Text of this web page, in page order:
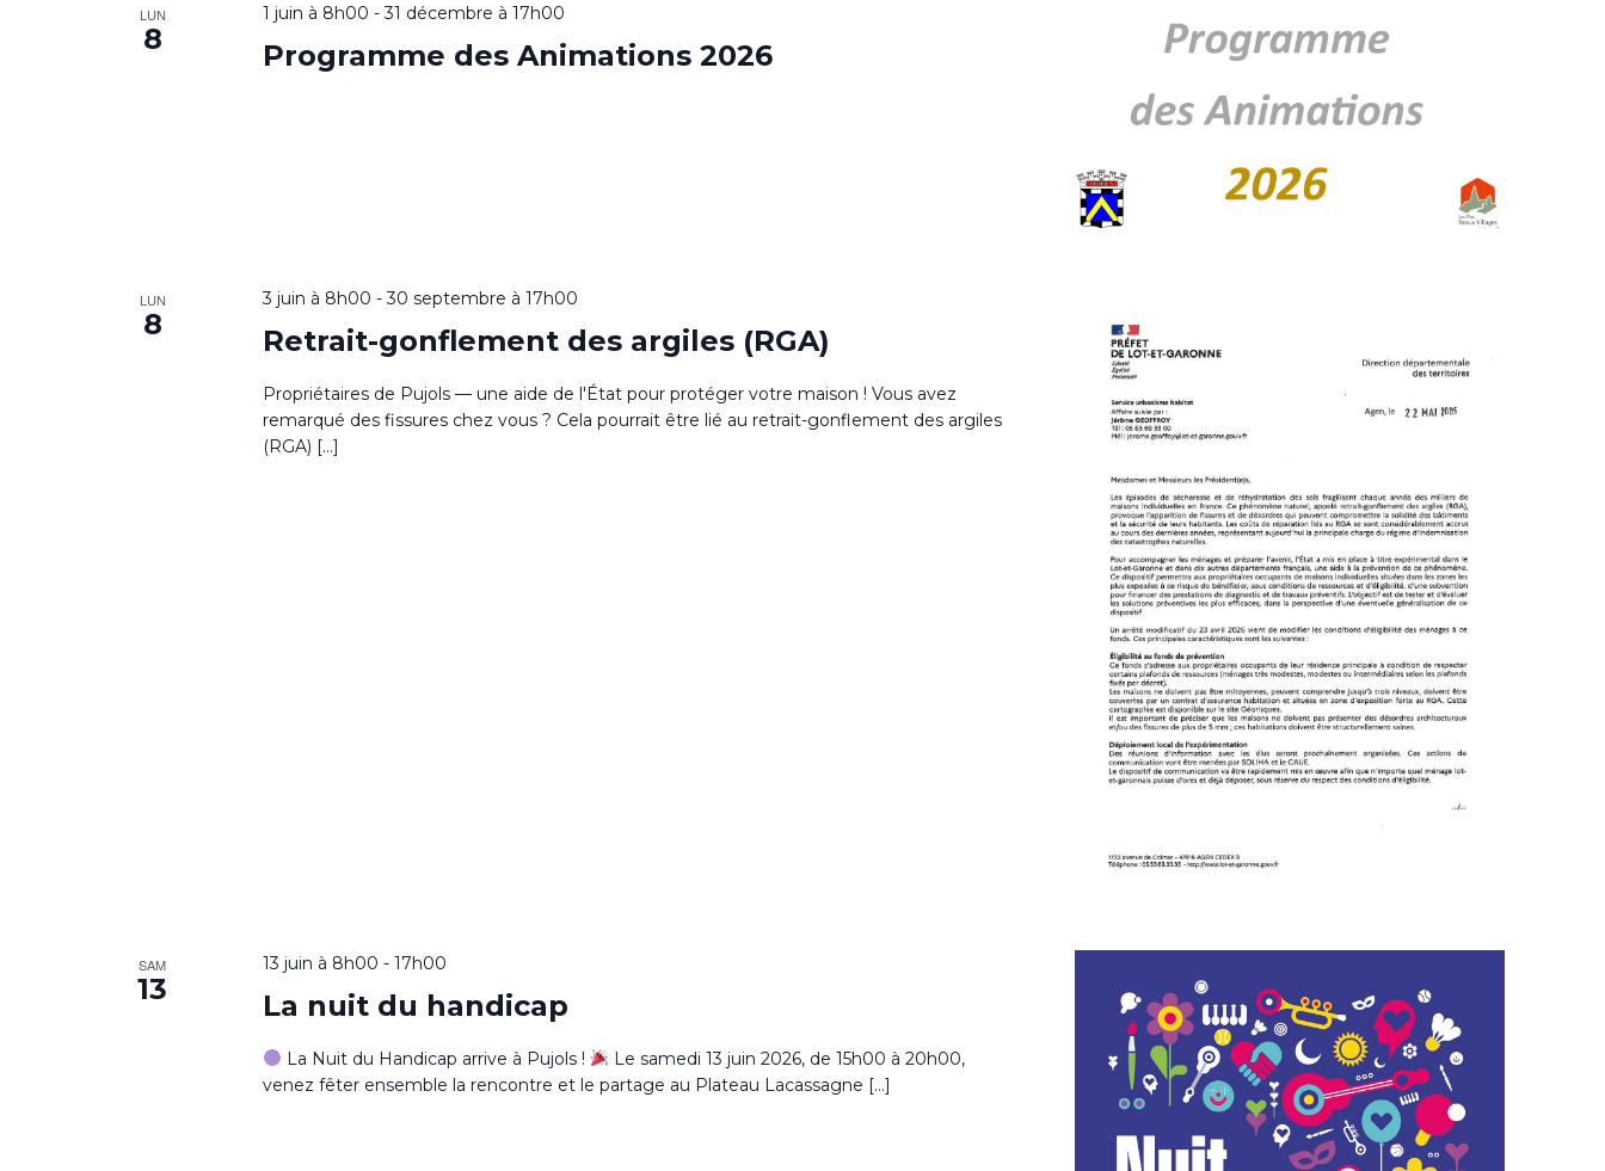
LUN
8
1 juin à 8h00 -31 décembre à 17h00
Programme des Animations 2026
LUN
8
3 juin à 8h00 -30 septembre à 17h00
Retrait-gonflement des argiles (RGA)
Propriétaires de Pujols — une aide de l'État pour protéger votre maison ! Vous avez
remarqué des fissures chez vous ? Cela pourrait être lié au retrait-gonflement des argiles
(RGA) […]
SAM
13
13 juin à 8h00 - 17h00
La nuit du handicap
La Nuit du Handicap arrive à Pujols !
Le samedi 13 juin 2026, de 15h00 à 20h00,
venez fêter ensemble la rencontre et le partage au Plateau Lacassagne […]